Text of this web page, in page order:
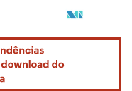
conforme CC BY 4.0.